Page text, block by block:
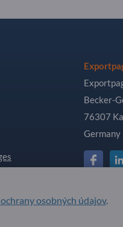
Becker-
76307
Germany
osobných údajov.